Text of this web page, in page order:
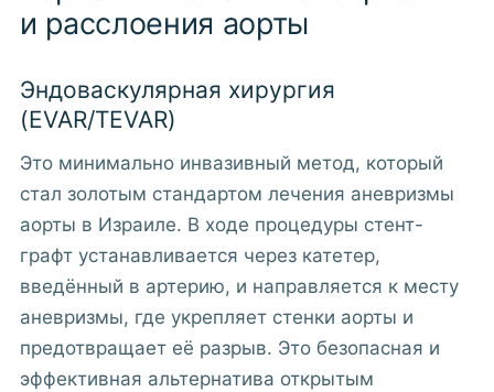
и расслоения аорты
Эндоваскулярная хирургия
(EVAR/TEVAR)
Это минимально инвазивный метод, который
стал золотым стандартом лечения аневризмы
аорты в Израиле. В ходе процедуры стент-
графт устанавливается через катетер,
введённый в артерию, и направляется к месту
аневризмы, где укрепляет стенки аорты и
предотвращает её разрыв. Это безопасная и
эффективная альтернатива открытым